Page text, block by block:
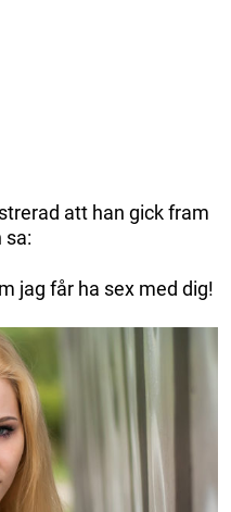
att han gick fram
sa:
jag får ha sex med dig!